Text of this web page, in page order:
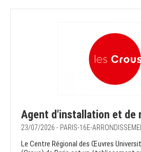
Agent d'installation et de
23/07/2026 - PARIS-16E-
Le Centre Régional des Œuvres